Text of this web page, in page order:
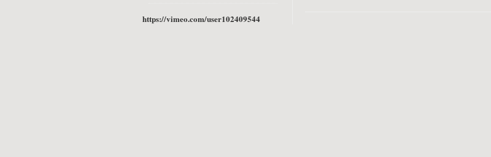
https://vimeo.com/user102409544